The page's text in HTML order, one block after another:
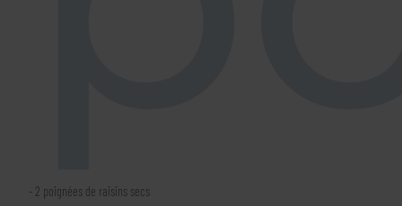
- 2 poignées de raisins secs